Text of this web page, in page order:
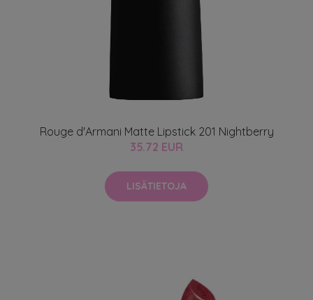
Rouge d'Armani Matte Lipstick 201 Nightberry
35.72 EUR
LISÄTIETOJA